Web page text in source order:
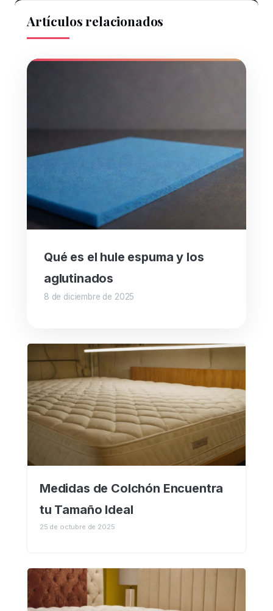
Artículos relacionados
Qué es el hule espuma y los
aglutinados
8 de diciembre de 2025
Medidas de Colchón Encuentra
tu Tamaño Ideal
25 de octubre de 2025